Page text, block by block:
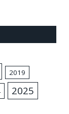
2019
2025